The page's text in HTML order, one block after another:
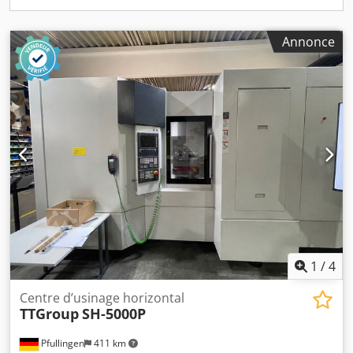
votre atelier Vous souhaitez vendre des machines, lignes
contacter. Vous trouverez d'autres offres sur notre site
web. Visites possibles sur rendez-vous. Dsdpfx
Aeyquvmshzjkr Nous serons ravis de vous accueillir.
L'équipe Markus Hirsch
Annonce
1 /4
Pfullingen 411 km
Centre d’usinage horizontal
TTGroupSH-5000P